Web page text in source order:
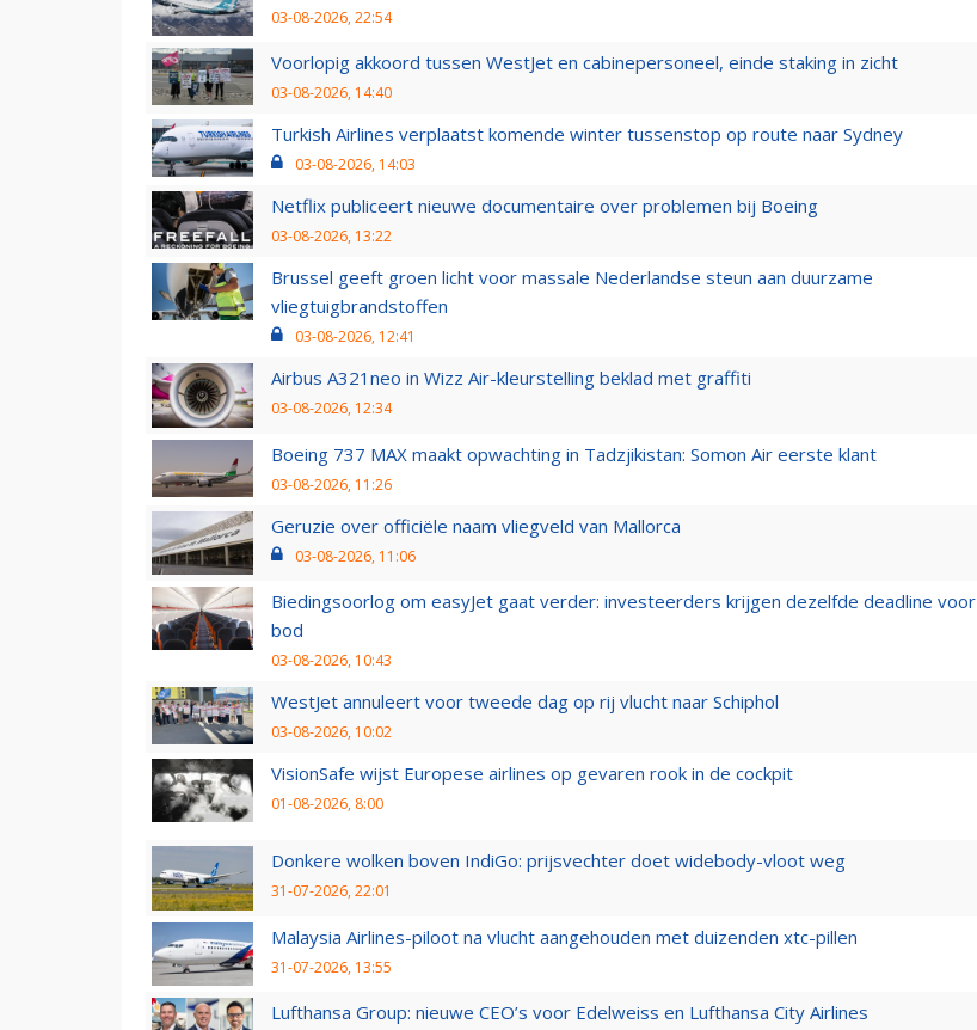
03-08-2026, 22:54
Voorlopig akkoord tussen WestJet en cabinepersoneel, einde staking in zicht
03-08-2026, 14:40
Turkish Airlines verplaatst komende winter tussenstop op route naar Sydney
03-08-2026, 14:03
Netflix publiceert nieuwe documentaire over problemen bij Boeing
03-08-2026, 13:22
Brussel geeft groen licht voor massale Nederlandse steun aan duurzame
vliegtuigbrandstoffen
03-08-2026, 12:41
Airbus A321neo in Wizz Air-kleurstelling beklad met graffiti
03-08-2026, 12:34
Boeing 737 MAX maakt opwachting in Tadzjikistan: Somon Air eerste klant
03-08-2026, 11:26
Geruzie over officiële naam vliegveld van Mallorca
03-08-2026, 11:06
Biedingsoorlog om easyJet gaat verder: investeerders krijgen dezelfde deadline voor
bod
03-08-2026, 10:43
WestJet annuleert voor tweede dag op rij vlucht naar Schiphol
03-08-2026, 10:02
VisionSafe wijst Europese airlines op gevaren rook in de cockpit
01-08-2026, 8:00
Donkere wolken boven IndiGo: prijsvechter doet widebody-vloot weg
31-07-2026, 22:01
Malaysia Airlines-piloot na vlucht aangehouden met duizenden xtc-pillen
31-07-2026, 13:55
Lufthansa Group: nieuwe CEO’s voor Edelweiss en Lufthansa City Airlines